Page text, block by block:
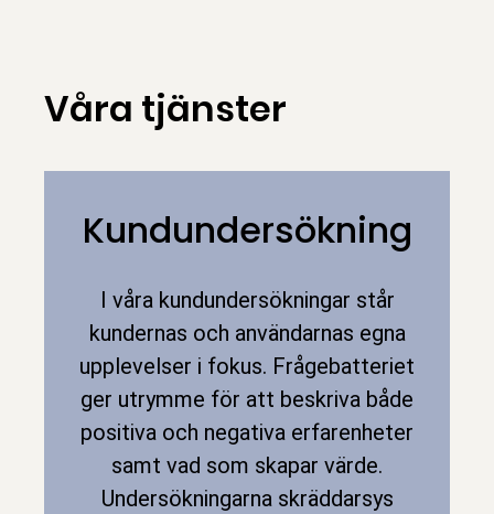
Våra tjänster
Kundundersökning
I våra kundundersökningar står
kundernas och användarnas egna
upplevelser i fokus. Frågebatteriet
ger utrymme för att beskriva både
positiva och negativa erfarenheter
samt vad som skapar värde.
Undersökningarna skräddarsys